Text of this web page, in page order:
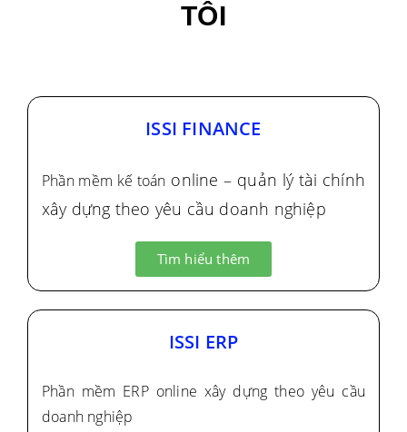
TÔI
ISSI FINANCE
Phần mềm kế toán online – quản lý tài chính
xây dựng theo yêu cầu doanh nghiệp
Tìm hiểu thêm
ISSI ERP
Phần mềm ERP online xây dựng theo yêu cầu
doanh nghiệp